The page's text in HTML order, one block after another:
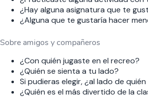
¿Hay alguna asignatura que te
¿Alguna que te gustaría hacer
Sobre amigos y compañeros
¿Con quién jugaste en el recreo?
¿Quién se sienta a tu lado?
Si pudieras elegir, ¿al lado de
¿Quién es el más divertido de la